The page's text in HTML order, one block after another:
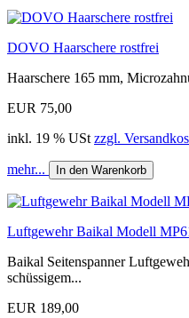
DOVO Haarschere rostfrei
Haarschere 165 mm,
EUR 75,00
inkl. 19 % USt zzgl.
mehr... In den Warenkorb
Luftgewehr Baikal Modell
Baikal Seitenspanner
schüssigem...
EUR 189,00